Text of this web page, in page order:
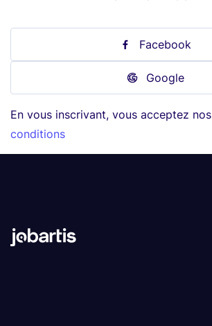
Facebook
Google
En vous inscrivant, vous acceptez nos
conditions